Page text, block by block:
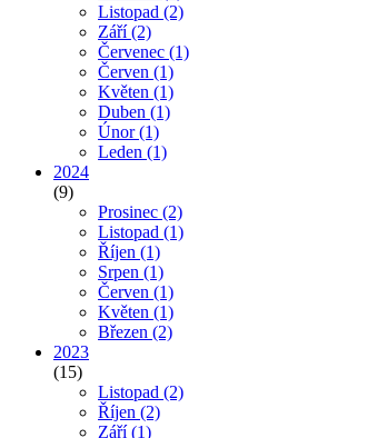
Listopad (2)
Září(2)
Červenec (1)
Červen (1)
Květen (1)
Duben (1)
Únor(1)
Leden (1)
2024
(9)
Prosinec (2)
Listopad (1)
Říjen (1)
Srpen (1)
Červen (1)
Květen (1)
Březen (2)
2023
(15)
Listopad (2)
Říjen (2)
Září(1)